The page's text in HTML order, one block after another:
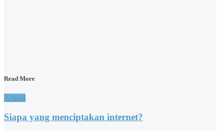
Read More
Artikel
Siapa yang menciptakan internet?